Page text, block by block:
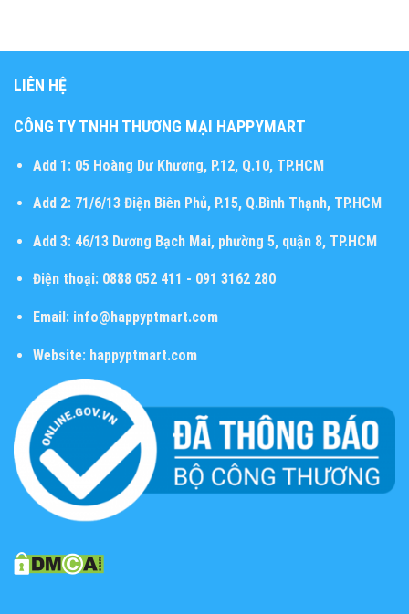
LIÊN HỆ
CÔNG TY TNHH THƯƠNG MẠI HAPPYMART
Add 1:05 Hoàng Dư Khương, P.12, Q.10, TP.HCM
Add 2:71/6/13 Điện Biên Phủ, P.15, Q.Bình Thạnh, TP.HCM
Add 3:46/13 Dương Bạch Mai, phường 5, quận 8, TP.HCM
Điện thoại:0888 052 411 - 091 3162 280
Email:info@happyptmart.com
Website: happyptmart.com